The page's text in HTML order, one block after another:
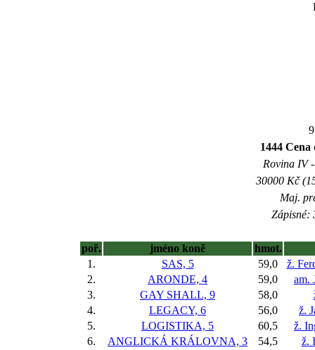
1444
Rovina IV
30000 Kč
Maj.
Zápisné:
poř. jméno koně
hmot.
1.
SAS, 5 59,0
ž.
2.
ARONDE, 4 59,0
am.
3.
GAY SHALL, 9 58,0
4.
LEGACY, 6 56,0
ž.
5.
LOGISTIKA, 5 60,5
ž.
6.
ANGLICKÁ KRÁLOVNA, 3 54,5
ž.